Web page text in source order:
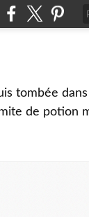
tombée
de potion